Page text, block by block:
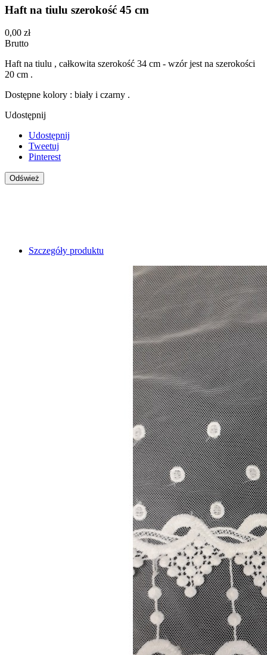
Haft na tiulu szerokość 45 cm
0,00 zł
Brutto
Haft na tiulu , całkowita szerokość 34 cm - wzór jest na szerokości
20 cm .
Dostępne kolory : biały i czarny .
Udostępnij
Udostępnij
Tweetuj
Pinterest
Szczegóły produktu